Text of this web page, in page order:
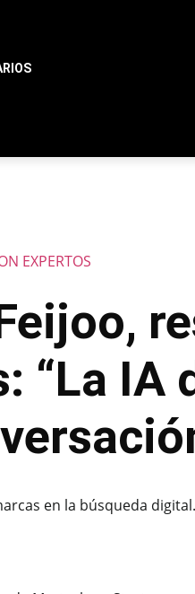
EXPERTOS
“La IA
en la búsqueda